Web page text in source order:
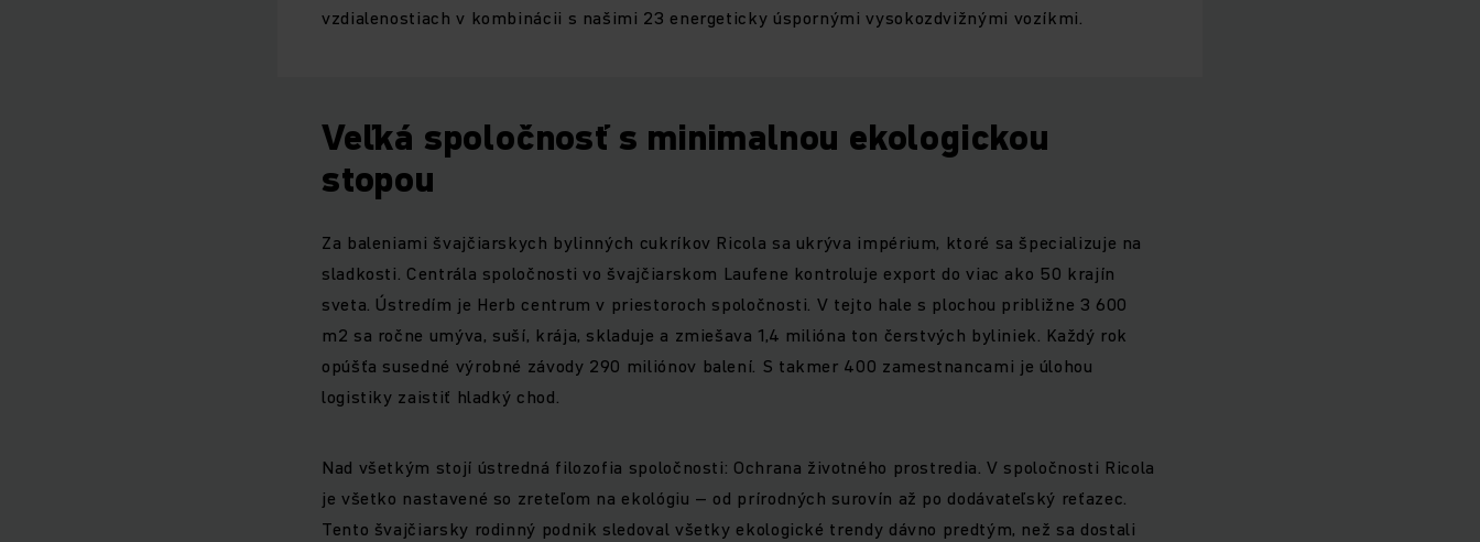
vzdialenostiach v kombinácii s našimi 23 energeticky úspornými vysokozdvižnými vozíkmi.
Veľká spoločnosť s minimalnou ekologickou
stopou
Za baleniami švajčiarskych bylinných cukríkov Ricola sa ukrýva impérium, ktoré sa špecializuje na
sladkosti. Centrála spoločnosti vo švajčiarskom Laufene kontroluje export do viac ako 50 krajín
sveta. Ústredím je Herb centrum v priestoroch spoločnosti. V tejto hale s plochou približne 3 600
m2 sa ročne umýva, suší, krája, skladuje a zmiešava 1,4 milióna ton čerstvých byliniek. Každý rok
opúšťa susedné výrobné závody 290 miliónov balení. S takmer 400 zamestnancami je úlohou
logistiky zaistiť hladký chod.
Nad všetkým stojí ústredná filozofia spoločnosti: Ochrana životného prostredia. V spoločnosti Ricola
je všetko nastavené so zreteľom na ekológiu – od prírodných surovín až po dodávateľský reťazec.
Tento švajčiarsky rodinný podnik sledoval všetky ekologické trendy dávno predtým, než sa dostali